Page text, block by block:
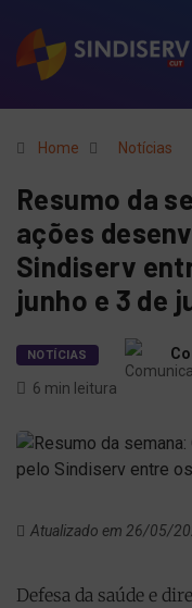
Home Notícias
Resumo da
ações
Sindiserv
junho e 3 de
NOTÍCIAS
6 min leitura
Atualizado em 26/05/
Defesa da saúde e